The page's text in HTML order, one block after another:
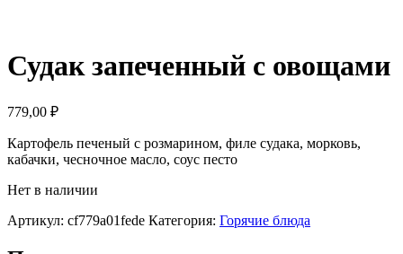
Судак запеченный с овощами
779,00 ₽
Картофель печеный с розмарином, филе судака, морковь,
кабачки, чесночное масло, соус песто
Нет в наличии
Артикул: cf779a01fede Категория: Горячие блюда